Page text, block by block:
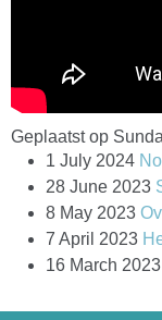
Geplaatst op
1 July 2024
28 June 2023
8 May 2023
7 April 2023
16 March 2023